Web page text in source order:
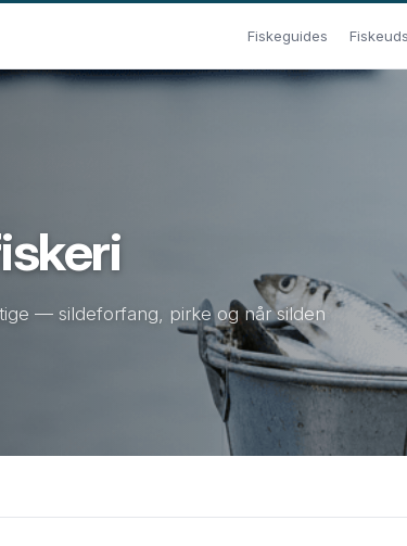
Fiskeguides
— sildeforfang, pirke og når silden